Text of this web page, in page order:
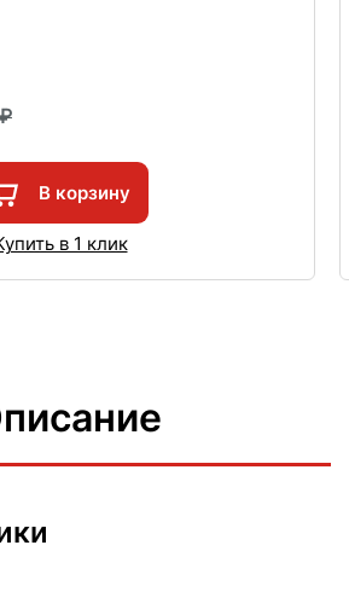
В корзину
в 1 клик